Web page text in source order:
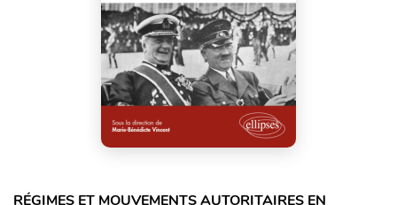
RÉGIMES ET MOUVEMENTS AUTORITAIRES EN